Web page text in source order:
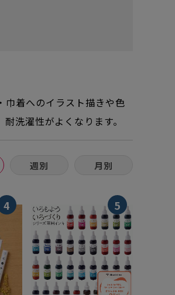
着へのイラスト描きや色
洗濯性がよくなります。
週別 月別
4 5